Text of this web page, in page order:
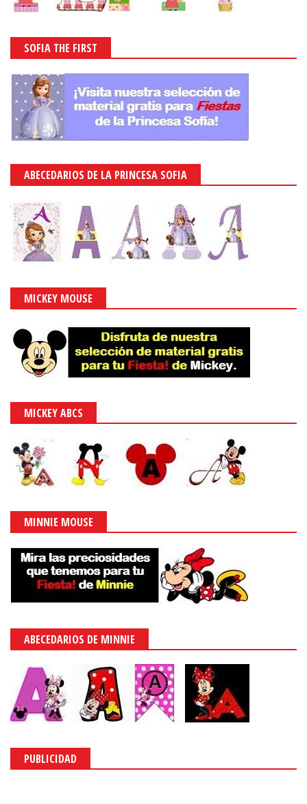
SOFIA THE FIRST
ABECEDARIOS DE LA PRINCESA SOFIA
MICKEY MOUSE
MICKEY ABCS
MINNIE MOUSE
ABECEDARIOS DE MINNIE
PUBLICIDAD